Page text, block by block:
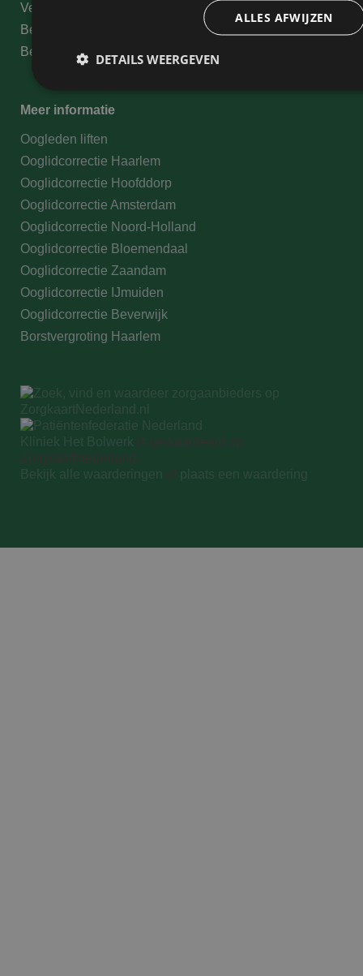
Verklaring medische gegevens
Behandelvoorwaarden
Betalingsmogelijkheden
Meer informatie
Oogleden liften
Ooglidcorrectie Haarlem
Ooglidcorrectie Hoofddorp
Ooglidcorrectie Amsterdam
Ooglidcorrectie Noord-Holland
Ooglidcorrectie Bloemendaal
Ooglidcorrectie Zaandam
Ooglidcorrectie IJmuiden
Ooglidcorrectie Beverwijk
Borstvergroting Haarlem
is gewaardeerd op
ZorgkaartNederland.
of
ALLES AFWIJZEN
DETAILS WEERGEVEN
Prestatiecookies worden gebruikt om te zien hoe bezoekers de
Deze cookies kunnen niet worden gebruikt om een bepaalde
Naam
wp-
wpml_current_language